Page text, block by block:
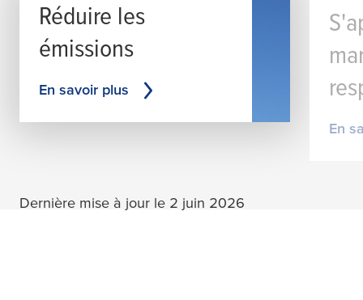
Réduire les
émissions
En savoir plus
En
Dernière mise à jour le 2 juin 2026